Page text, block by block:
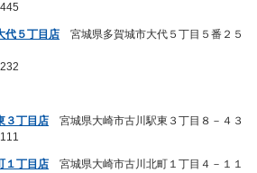
５丁目店 宮城県多賀城市大代５丁目５番２５
３丁目店 宮城県大崎市古川駅東３丁目８－４３
１丁目店 宮城県大崎市古川北町１丁目４－１１